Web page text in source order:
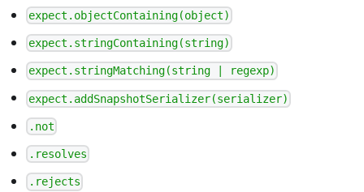
expect.objectContaining(object)
expect.stringContaining(string)
expect.stringMatching(string | regexp)
expect.addSnapshotSerializer(serializer)
.not
.resolves
.rejects